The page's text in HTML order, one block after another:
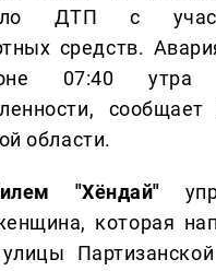
ДТП с
средств.
07:40 утра
области.
"Хёндай"
которая
улицы